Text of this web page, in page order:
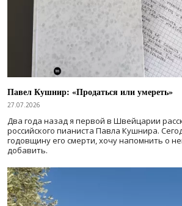
Павел Кушнир: «Продаться или умереть»
27.07.2026
Два года назад я первой в Швейцарии
российского пианиста Павла Кушнира.
годовщину его смерти, хочу напомнить о
добавить.